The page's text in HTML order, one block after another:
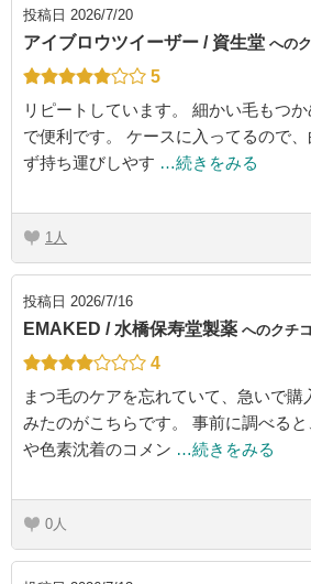
投稿日 2026/7/20
アイブロウツイーザー / 資生堂 への
5
リピートしています。 細かい毛もつ
で便利です。 ケースに入ってるので、
ず持ち運びしやす …続きをみる
1
投稿日 2026/7/16
EMAKED / 水橋保寿堂製薬 へのクチ
4
まつ毛のケアを忘れていて、急いで購
みたのがこちらです。 事前に調べると
や色素沈着のコメン …続きをみる
0